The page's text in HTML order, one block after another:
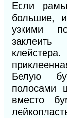
Если
большие,
узкими
Белую
полосами
вместо